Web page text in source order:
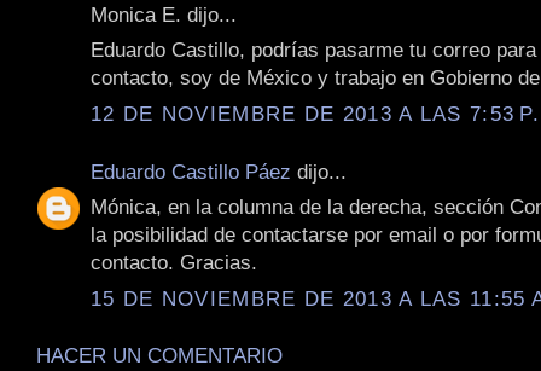
Monica E. dijo...
Eduardo Castillo, podrías pasarme tu correo
contacto, soy de México y trabajo en Gobierno
12 DE NOVIEMBRE DE 2013 A LAS 7:53
Eduardo Castillo Páez dijo...
Mónica, en la columna de la derecha, sección
la posibilidad de contactarse por email o por
contacto. Gracias.
15 DE NOVIEMBRE DE 2013 A LAS 11:55
HACER UN COMENTARIO